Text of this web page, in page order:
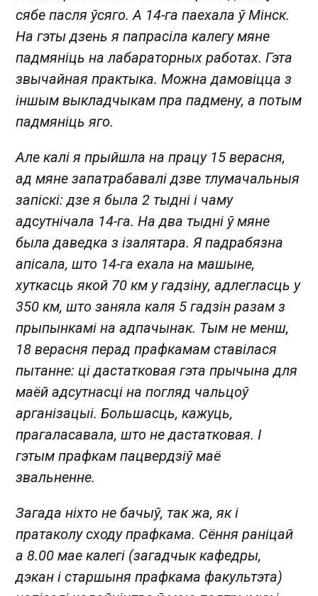
сябе пасля ўсяго. А 14-га паехала ў Мінск.
На гэты дзень я папрасіла калегу мяне
падмяніць на лабараторных работах. Гэта
звычайная практыка. Можна дамовіцца з
іншым выкладчыкам пра падмену, а потым
падмяніць яго.
Але калі я прыйшла на працу 15 верасня,
ад мяне запатрабавалі дзве тлумачальныя
запіскі: дзе я была 2 тыдні і чаму
адсутнічала 14-га. На два тыдні ў мяне
была даведка з ізалятара. Я падрабязна
апісала, што 14-га ехала на машыне,
хуткасць якой 70 км у гадзіну, адлегласць у
350 км, што заняла каля 5 гадзін разам з
прыпынкамі на адпачынак. Тым не менш,
18 верасня перад прафкамам ставілася
пытанне: ці дастатковая гэта прычына для
маёй адсутнасці на погляд чальцоў
арганізацыі. Большасць, кажуць,
прагаласавала, што не дастатковая. І
гэтым прафкам пацвердзіў маё
звальненне.
Загада ніхто не бачыў, так жа, як і
пратаколу сходу прафкама. Сёння раніцай
а 8.00 мае калегі (загадчык кафедры,
дэкан і старшыня прафкама факультэта)